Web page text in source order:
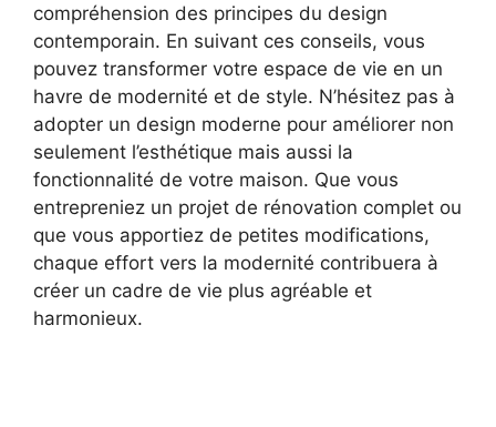
compréhension des principes du design
contemporain. En suivant ces conseils, vous
pouvez transformer votre espace de vie en un
havre de modernité et de style. N’hésitez pas à
adopter un design moderne pour améliorer non
seulement l’esthétique mais aussi la
fonctionnalité de votre maison. Que vous
entrepreniez un projet de rénovation complet ou
que vous apportiez de petites modifications,
chaque effort vers la modernité contribuera à
créer un cadre de vie plus agréable et
harmonieux.